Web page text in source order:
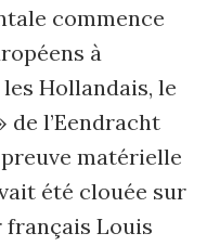
commence
à
Hollandais, le
de l’Eendracht
matérielle
été clouée sur
français Louis